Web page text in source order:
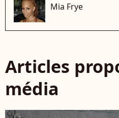
Mia Frye
Articles
média